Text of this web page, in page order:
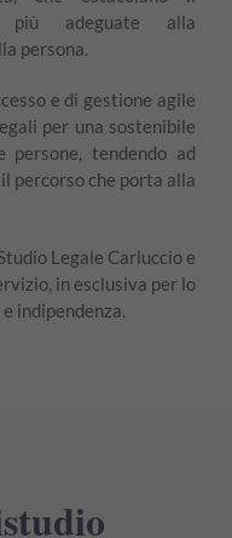
più adeguate alla
persona.
e di gestione agile
per una sostenibile
tendendo ad
percorso che porta alla
Legale Carluccio e
in esclusiva per lo
indipendenza.